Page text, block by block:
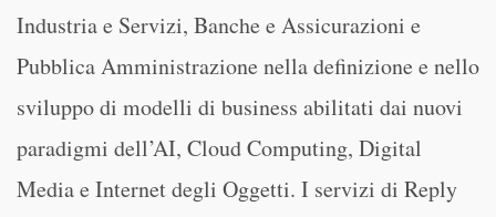
Industria e Servizi, Banche e Assicurazioni e
Pubblica Amministrazione nella definizione e nello
sviluppo di modelli di business abilitati dai nuovi
paradigmi dell’AI, Cloud Computing, Digital
Media e Internet degli Oggetti. I servizi di Reply